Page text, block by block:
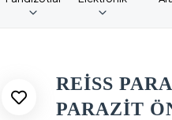
REİSS
PARAZİT